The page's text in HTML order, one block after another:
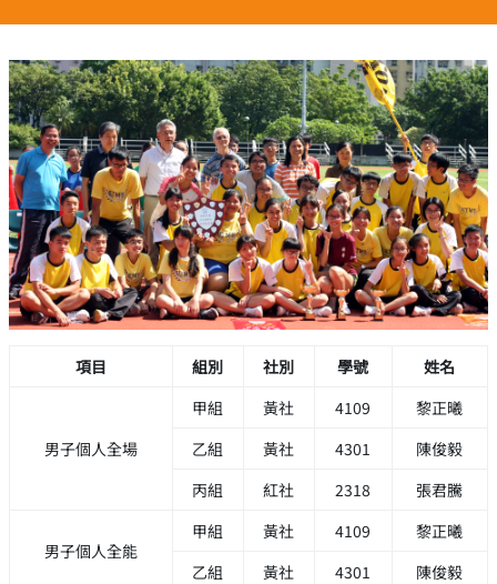
項目 組別 社別 學號 姓名
男子個人全場
甲組 黃社 4109
黎正曦
乙組
黃社 4301
陳俊毅
丙組
紅社 2318 張君騰
男子個人全能
甲組 黃社 4109
黎正曦
乙組
黃社 4301 陳俊毅